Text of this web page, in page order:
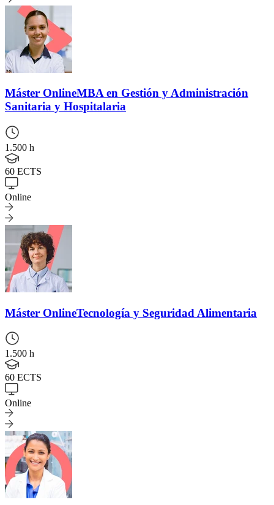
Máster OnlineMBA en Gestión y Administración
Sanitaria y Hospitalaria
1.500 h
60 ECTS
Online
Máster OnlineTecnología y Seguridad Alimentaria
1.500 h
60 ECTS
Online